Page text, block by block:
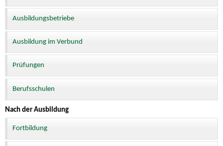
Ausbildungsbetriebe
Ausbildung im Verbund
Prüfungen
Berufsschulen
Nach der Ausbildung
Fortbildung